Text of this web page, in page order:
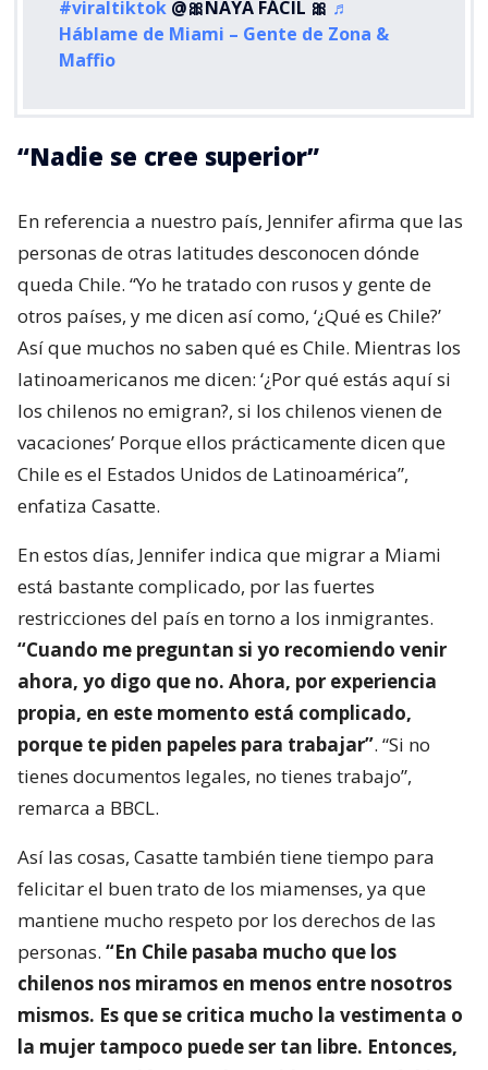
#viraltiktok @🎀NAYA FÁCIL 🎀 ♬
Háblame de Miami – Gente de Zona &
Maffio
“Nadie se cree superior”
En referencia a nuestro país, Jennifer afirma que las
personas de otras latitudes desconocen dónde
queda Chile. “Yo he tratado con rusos y gente de
otros países, y me dicen así como, ‘¿Qué es Chile?’
Así que muchos no saben qué es Chile. Mientras los
latinoamericanos me dicen: ‘¿Por qué estás aquí si
los chilenos no emigran?, si los chilenos vienen de
vacaciones’ Porque ellos prácticamente dicen que
Chile es el Estados Unidos de Latinoamérica”,
enfatiza Casatte.
En estos días, Jennifer indica que migrar a Miami
está bastante complicado, por las fuertes
restricciones del país en torno a los inmigrantes.
“Cuando me preguntan si yo recomiendo venir
ahora, yo digo que no. Ahora, por experiencia
propia, en este momento está complicado,
porque te piden papeles para trabajar”. “Si no
tienes documentos legales, no tienes trabajo”,
remarca a BBCL.
Así las cosas, Casatte también tiene tiempo para
felicitar el buen trato de los miamenses, ya que
mantiene mucho respeto por los derechos de las
personas. “En Chile pasaba mucho que los
chilenos nos miramos en menos entre nosotros
mismos. Es que se critica mucho la vestimenta o
la mujer tampoco puede ser tan libre. Entonces,